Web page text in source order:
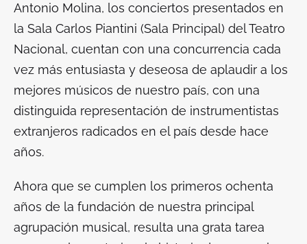
Antonio Molina, los conciertos presentados en
la Sala Carlos Piantini (Sala Principal) del Teatro
Nacional, cuentan con una concurrencia cada
vez más entusiasta y deseosa de aplaudir a los
mejores músicos de nuestro país, con una
distinguida representación de instrumentistas
extranjeros radicados en el país desde hace
años.
Ahora que se cumplen los primeros ochenta
años de la fundación de nuestra principal
agrupación musical, resulta una grata tarea